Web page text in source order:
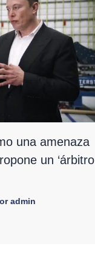
una amenaza
un ‘árbitro
admin